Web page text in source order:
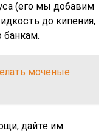
(его мы добавим
до кипения,
банкам.
моченые
дайте им